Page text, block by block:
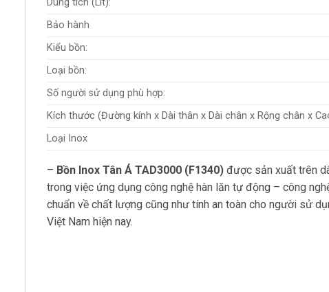
Bảo hành
Kiểu bồn:
Loại bồn:
Số người sử dụng phù hợp:
Kích thước (Đường kính x Dài thân x Dài chân x Rộng chân x
Loại Inox
– Bồn Inox Tân Á TAD3000 (F1340) được sản xuất trên
trong việc ứng dụng công nghệ hàn lăn tự động – công
chuẩn về chất lượng cũng như tính an toàn cho người sử
Việt Nam hiện nay.